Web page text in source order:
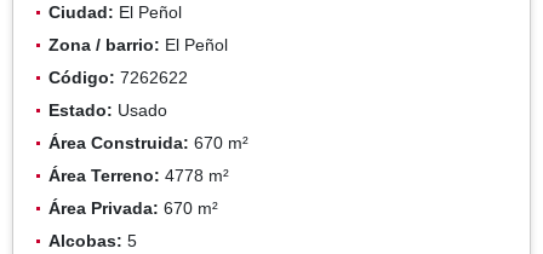
Ciudad: El Peñol
Zona / barrio: El Peñol
Código: 7262622
Estado: Usado
Área Construida: 670 m²
Área Terreno: 4778 m²
Área Privada: 670 m²
Alcobas: 5